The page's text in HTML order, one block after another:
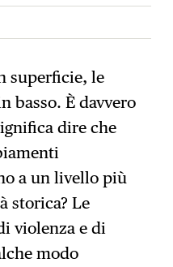
superficie, le
basso. È davvero
dire che
a un livello più
storica? Le
violenza e di
modo